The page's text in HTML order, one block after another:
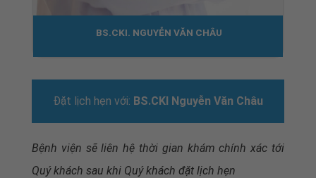
BS.CKI. NGUYỄN VĂN CHÂU
Đặt lịch hẹn với: BS.CKI Nguyễn Văn Châu
Bệnh viện sẽ liên hệ thời gian khám chính xác tới
Quý khách sau khi Quý khách đặt lịch hẹn